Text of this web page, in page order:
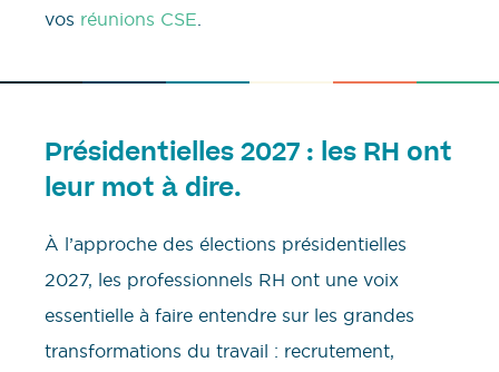
vos réunions CSE.
Présidentielles 2027 : les RH ont
leur mot à dire.
À l’approche des élections présidentielles
2027, les professionnels RH ont une voix
essentielle à faire entendre sur les grandes
transformations du travail : recrutement,